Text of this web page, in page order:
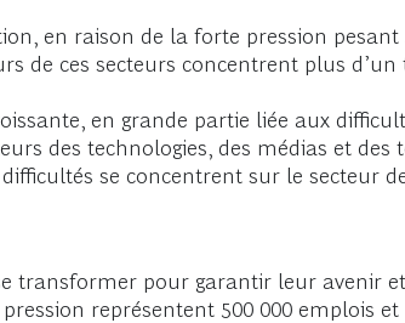
en raison de la forte pression
de ces secteurs concentrent plus
en grande partie liée aux
des technologies, des médias et
se concentrent sur le secteur de
transformer pour garantir leur avenir
représentent 500 000 emplois